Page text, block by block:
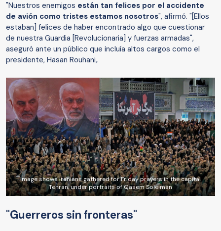
"Nuestros enemigos están tan felices por el accidente
de avión como tristes estamos nosotros", afirmó. "[Ellos
estaban] felices de haber encontrado algo que cuestionar
de nuestra Guardia [Revolucionaria] y fuerzas armadas",
aseguró ante un público que incluía altos cargos como el
presidente, Hasan Rouhani,.
Image shows Iranians gathered for Friday prayers in the capital
Tehran, under portraits of Qasem Soleiman
"Guerreros sin fronteras"